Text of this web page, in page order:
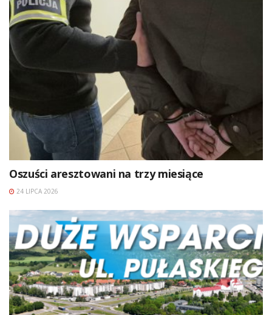
Oszuści aresztowani na trzy miesiące
24 LIPCA 2026